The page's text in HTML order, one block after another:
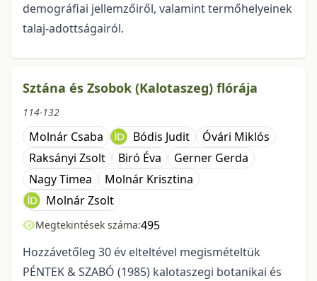
demográfiai jellemzőiről, valamint termőhelyeinek
talaj-adottságairól.
Sztána és Zsobok (Kalotaszeg) flórája
114-132
Molnár Csaba Bódis Judit
Óvári Miklós
Raksányi Zsolt
Biró Éva
Gerner Gerda
Nagy Timea
Molnár Krisztina
Molnár Zsolt
Megtekintések száma:495
Hozzávetőleg 30 év elteltével megismételtük
PÉNTEK & SZABÓ (1985) kalotaszegi botanikai és